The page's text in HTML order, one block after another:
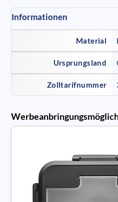
Informationen
Material
Ursprungsland
Zolltarifnummer